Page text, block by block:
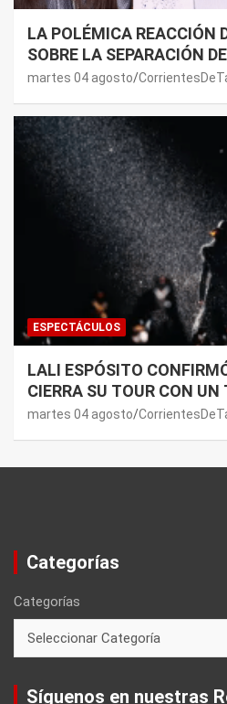
LA POLÉMICA REACCIÓN
SOBRE LA SEPARACIÓN
JOAQUI: “¿MI VERDAD?”
martes 04 agosto
ESPECTÁCULOS
LALI ESPÓSITO
CIERRA SU TOUR CON UN
martes 04 agosto
Categorías
Categorías
Síguenos en nuestras